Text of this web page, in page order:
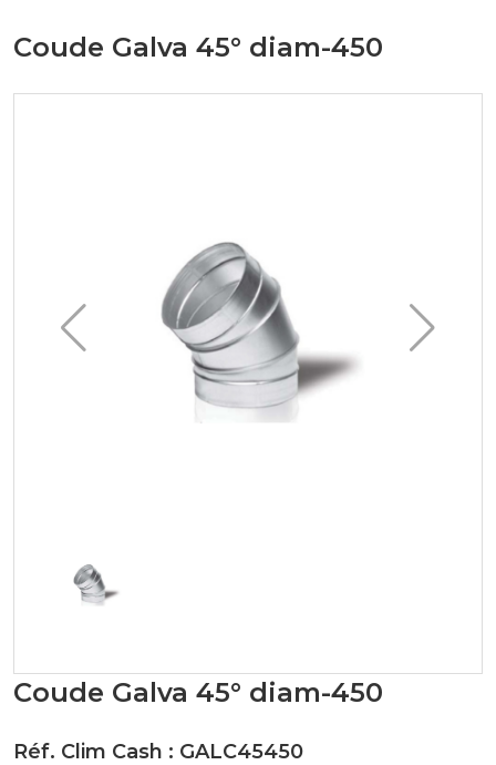
Coude Galva 45° diam-450
Coude Galva 45° diam-450
Réf. Clim Cash : GALC45450